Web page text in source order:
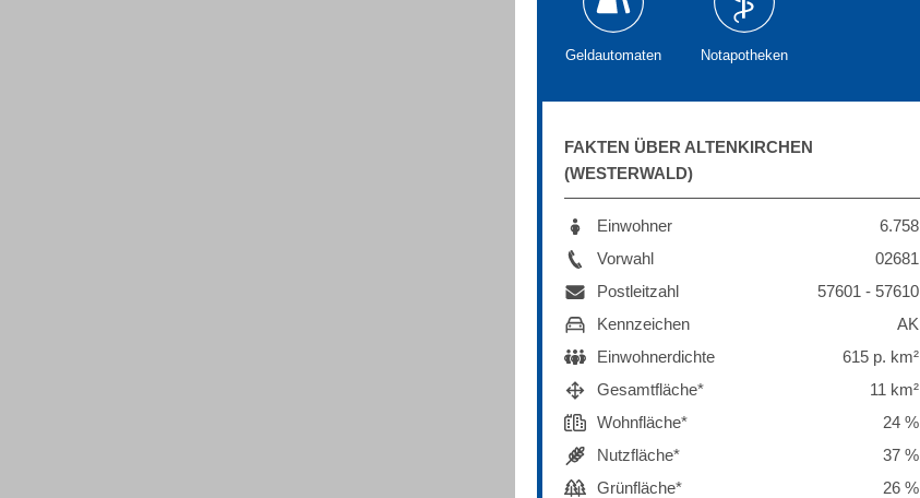
Geldautomaten Notapotheken
FAKTEN ÜBER ALTENKIRCHEN
(WESTERWALD)
Einwohner
6.758
Vorwahl
02681
Postleitzahl
57601 - 57610
Kennzeichen
AK
Einwohnerdichte
615 p. km²
Gesamtfläche*
11 km²
Wohnfläche*
24 %
Nutzfläche*
37 %
Grünfläche*
26 %